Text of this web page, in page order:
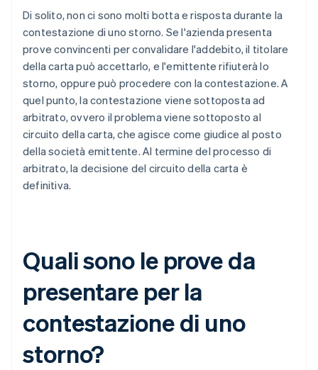
Di solito, non ci sono molti botta e risposta durante la
contestazione di uno storno. Se l'azienda presenta
prove convincenti per convalidare l'addebito, il titolare
della carta può accettarlo, e l'emittente rifiuterà lo
storno, oppure può procedere con la contestazione. A
quel punto, la contestazione viene sottoposta ad
arbitrato, ovvero il problema viene sottoposto al
circuito della carta, che agisce come giudice al posto
della società emittente. Al termine del processo di
arbitrato, la decisione del circuito della carta è
definitiva.
Quali sono le prove da
presentare per la
contestazione di uno
storno?